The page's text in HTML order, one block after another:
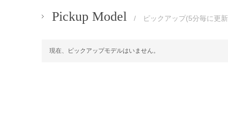
Pickup Model / ピックアップ(5分毎に更
現在、ピックアップモデルはいません。